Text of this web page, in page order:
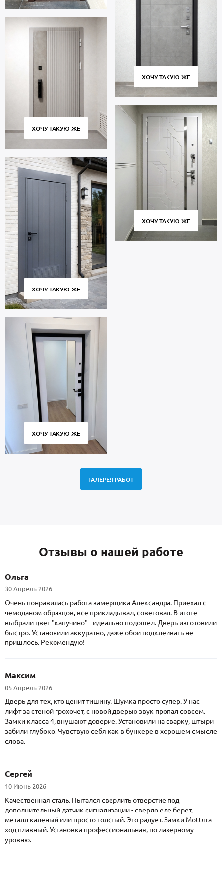
ХОЧУ ТАКУЮ ЖЕ
ХОЧУ ТАКУЮ ЖЕ
ХОЧУ ТАКУЮ ЖЕ
ХОЧУ ТАКУЮ ЖЕ
ХОЧУ ТАКУЮ ЖЕ
ГАЛЕРЕЯ РАБОТ
Отзывы о нашей работе
Ольга
30 Апрель 2026
Очень понравилась работа замерщика Александра. Приехал с
чемоданом образцов, все прикладывал, советовал. В итоге
выбрали цвет "капучино" - идеально подошел. Дверь изготовили
быстро. Установили аккуратно, даже обои подклеивать не
пришлось. Рекомендую!
Максим
05 Апрель 2026
Дверь для тех, кто ценит тишину. Шумка просто супер. У нас
лифт за стеной грохочет, с новой дверью звук пропал совсем.
Замки класса 4, внушают доверие. Установили на сварку, штыри
забили глубоко. Чувствую себя как в бункере в хорошем смысле
слова.
Сергей
10 Июнь 2026
Качественная сталь. Пытался сверлить отверстие под
дополнительный датчик сигнализации - сверло еле берет,
металл каленый или просто толстый. Это радует. Замки Mottura -
ход плавный. Установка профессиональная, по лазерному
уровню.